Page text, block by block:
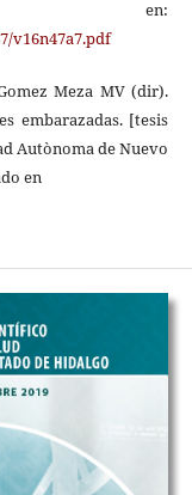
en:
v16n47a7.pdf
Meza MV (dir).
embarazadas. [tesis
Autònoma de Nuevo
en